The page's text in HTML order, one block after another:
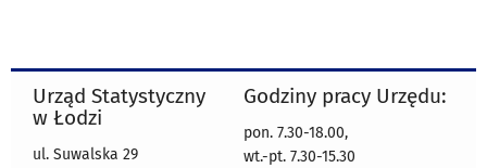
Urząd Statystyczny
w Łodzi
ul. Suwalska 29
Godziny pracy Urzędu:
pon. 7.30-18.00,
wt.-pt. 7.30-15.30